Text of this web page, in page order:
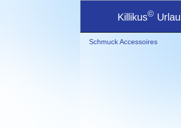
Killikus©
Schmuck Accessoires